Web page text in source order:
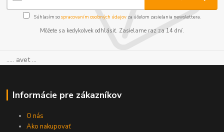
Súhlasím sospracovaním osobných údajov za účelom zasielania newslettera.
Môžete sa kedykoľvek odhlásiť. Zasielame raz za 14 dní.
..... avet ...
Informácie pre zákazníkov
O nás
Ako nakupovať